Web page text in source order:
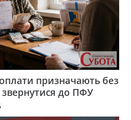
призначають без
звернутися до ПФУ